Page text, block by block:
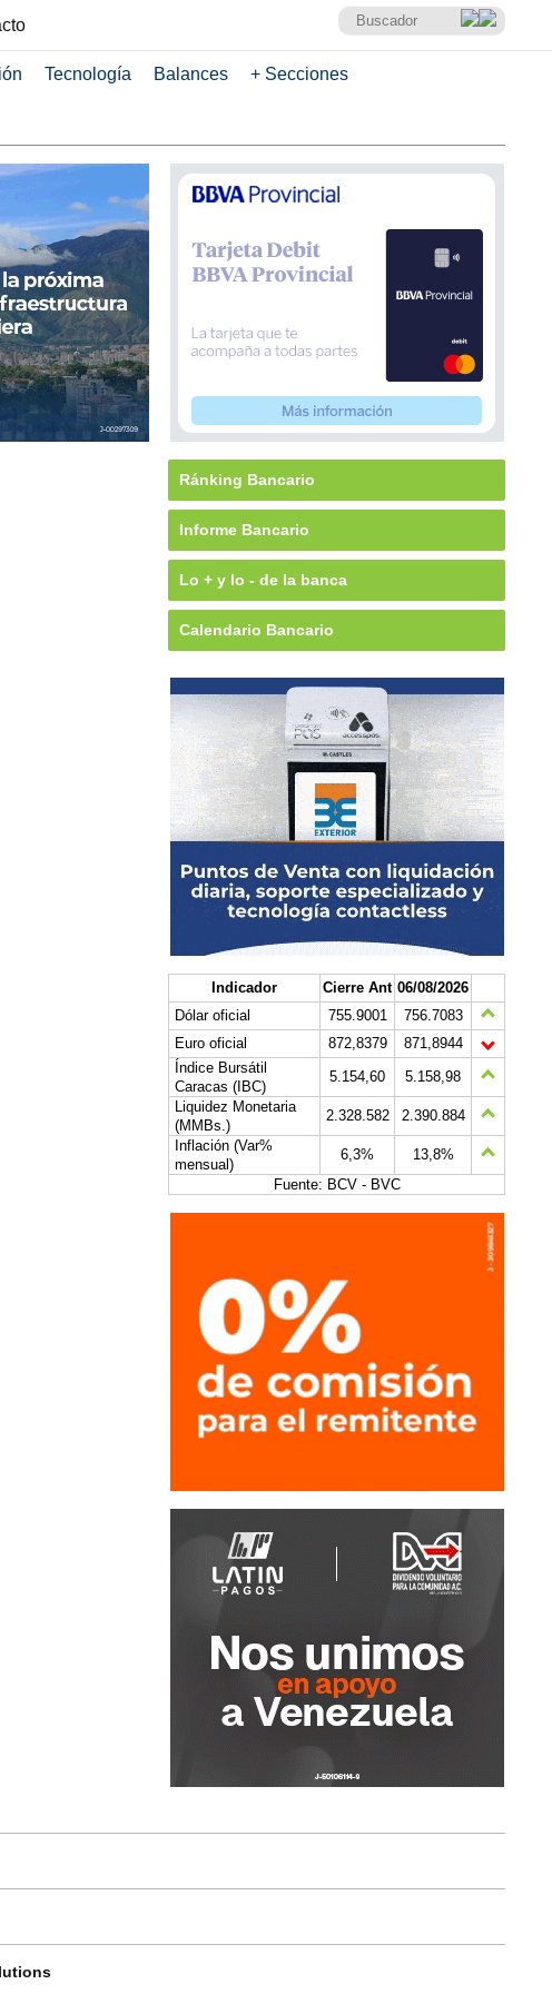
Tecnología Balances + Secciones
Ránking Bancario
Informe Bancario
Lo + y lo - de la banca
Calendario Bancario
Indicador Cierre Ant 06/08/2026
Dólar oficial
755.9001
756.7083
Euro oficial
872,8379
871,8944
Índice Bursátil
Caracas (IBC)
5.154,60
5.158,98
Liquidez Monetaria
(MMBs.)
2.328.582
2.390.884
Inflación (Var%
mensual)
6,3%
13,8%
Fuente: BCV - BVC